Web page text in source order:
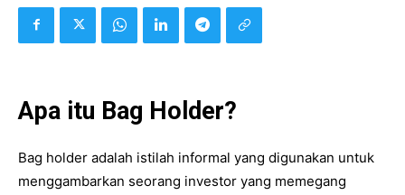
Apa itu Bag Holder?
Bag holder adalah istilah informal yang digunakan untuk
menggambarkan seorang investor yang memegang